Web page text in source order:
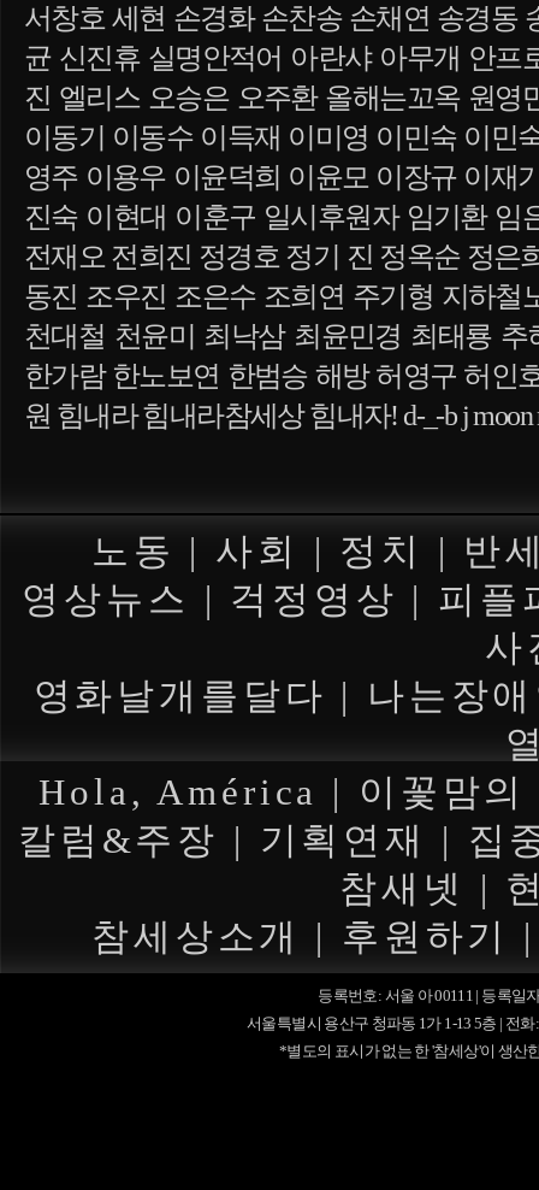
서창호 세현 손경화 손찬송 손채연 송경동
균 신진휴 실명안적어 아란샤 아무개 안프
진 엘리스 오승은 오주환 올해는꼬옥 원영
이동기 이동수 이득재 이미영 이민숙 이민
영주 이용우 이윤덕희 이윤모 이장규 이재
진숙 이현대 이훈구 일시후원자 임기환 임
전재오 전희진 정경호 정기 진 정옥순 정은
동진 조우진 조은수 조희연 주기형 지하철
천대철 천윤미 최낙삼 최윤민경 최태룡
한가람 한노보연 한범승 해방 허영구 허인
원 힘내라 힘내라참세상 힘내자! d-_-b j moon
노동 | 사회 | 정치 | 반
영상뉴스 | 걱정영상 | 피플
사
영화날개를달다 | 나는장
Hola, América | 이꽃맘
칼럼&주장 | 기획연재 | 집
참새넷
|
참세상소개
| 후원하기
등록번호: 서울 아 00111 | 등록일
서울특별시 용산구 청파동 1가 1-13 5층 | 전화:
*별도의 표시가 없는 한 '참세상'이 생산